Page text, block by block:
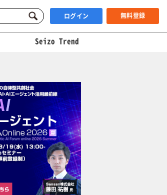
ログイン 無料登録
Seizo Trend